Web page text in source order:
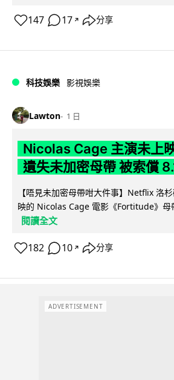
147 17 ↗ 分享
科技娛樂 影視娛樂
Lawton 1 日
Nicolas Cage 主演未上
遺失未加密母帶 被索償
【唔見未加密母帶咁大件事】Netflix 洛
映的 Nicolas Cage 電影《Fortitude》母
閱讀全文
182 10 ↗ 分享
ADVERTISEMENT